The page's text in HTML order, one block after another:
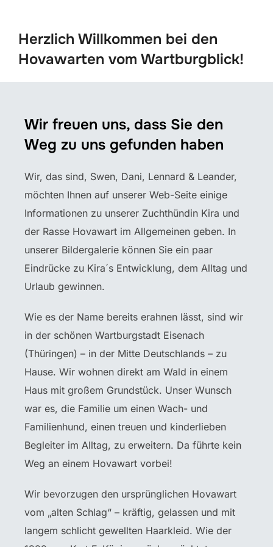
Herzlich Willkommen bei den
Hovawarten vom Wartburgblick!
Wir freuen uns, dass Sie den
Weg zu uns gefunden haben
Wir, das sind, Swen, Dani, Lennard & Leander,
möchten Ihnen auf unserer Web-Seite einige
Informationen zu unserer Zuchthündin Kira und
der Rasse Hovawart im Allgemeinen geben. In
unserer Bildergalerie können Sie ein paar
Eindrücke zu Kira´s Entwicklung, dem Alltag und
Urlaub gewinnen.
Wie es der Name bereits erahnen lässt, sind wir
in der schönen Wartburgstadt Eisenach
(Thüringen) – in der Mitte Deutschlands – zu
Hause. Wir wohnen direkt am Wald in einem
Haus mit großem Grundstück. Unser Wunsch
war es, die Familie um einen Wach- und
Familienhund, einen treuen und kinderlieben
Begleiter im Alltag, zu erweitern. Da führte kein
Weg an einem Hovawart vorbei!
Wir bevorzugen den ursprünglichen Hovawart
vom „alten Schlag“ – kräftig, gelassen und mit
langem schlicht gewellten Haarkleid. Wie der